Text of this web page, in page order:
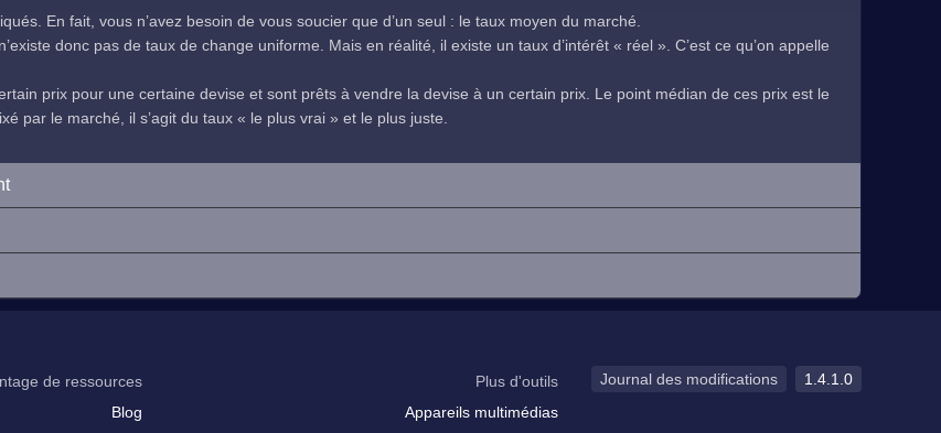
En fait, vous n’avez besoin de vous soucier que d’un seul : le taux moyen du marché.
donc pas de taux de change uniforme. Mais en réalité, il existe un taux d’intérêt « réel ». C’est ce qu’on appelle
prix pour une certaine devise et sont prêts à vendre la devise à un certain prix. Le point médian de ces prix est le
par le marché, il s’agit du taux « le plus vrai » et le plus juste.
de ressources
Blog
Plus d'outils
Appareils multimédias
Journal des modifications 1.4.1.0